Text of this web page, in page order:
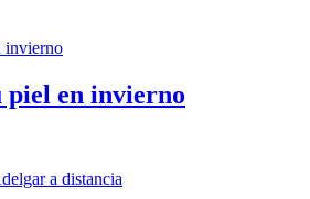
piel en invierno